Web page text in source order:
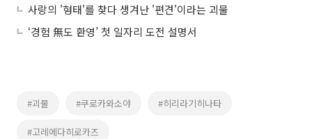
사랑의 '형태'를 찾다 생겨난 '편견'이라는 괴물
‘경험 無도 환영’ 첫 일자리 도전 설명서
#괴물 #쿠로카와소야 #히리라기히나타
#고레에다히로카즈